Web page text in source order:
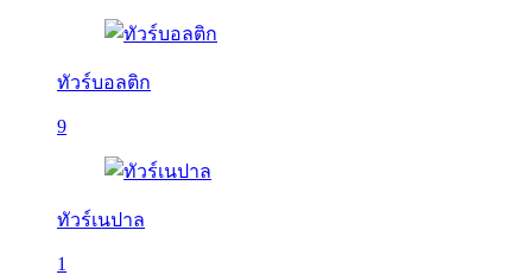
ทัวร์บอลติก
9
ทัวร์เนปาล
1